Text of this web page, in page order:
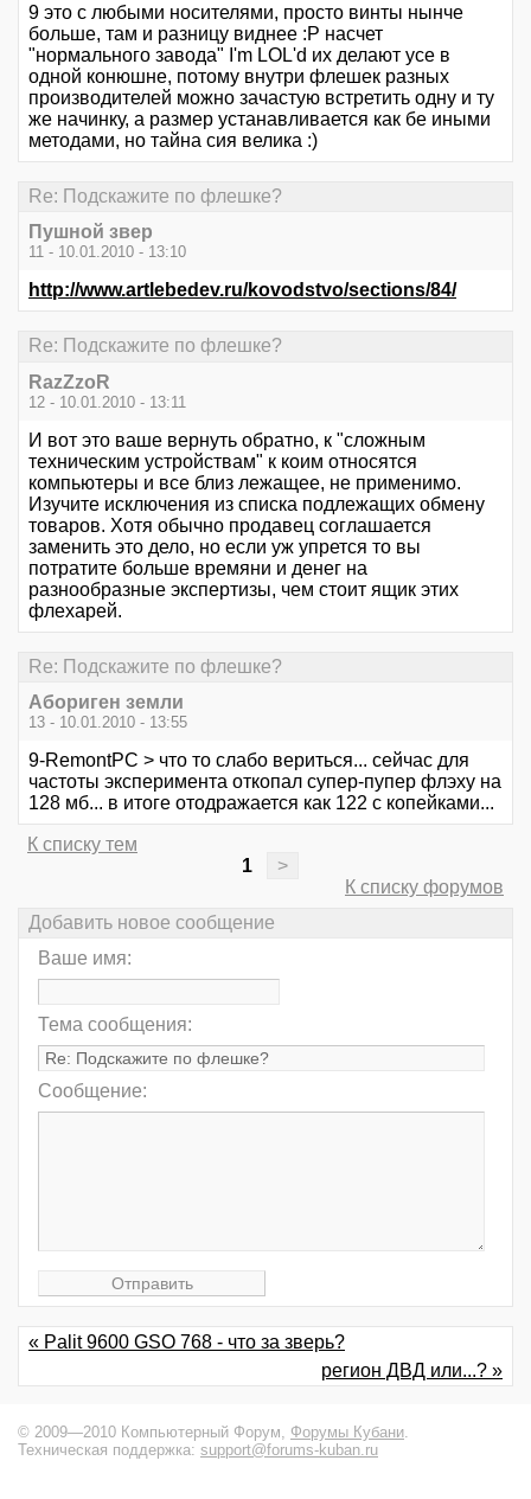
9 это с любыми носителями, просто винты нынче
больше, там и разницу виднее :Р насчет
"нормального завода" I'm LOL'd их делают усе в
одной конюшне, потому внутри флешек разных
производителей можно зачастую встретить одну и ту
же начинку, а размер устанавливается как бе иными
методами, но тайна сия велика :)
Re: Подскажите по флешке?
Пушной звер
11 - 10.01.2010 - 13:10
http://www.artlebedev.ru/kovodstvo/sections/84/
Re: Подскажите по флешке?
RazZzoR
12 - 10.01.2010 - 13:11
И вот это ваше вернуть обратно, к "сложным
техническим устройствам" к коим относятся
компьютеры и все близ лежащее, не применимо.
Изучите исключения из списка подлежащих обмену
товаров. Хотя обычно продавец соглашается
заменить это дело, но если уж упрется то вы
потратите больше времяни и денег на
разнообразные экспертизы, чем стоит ящик этих
флехарей.
Re: Подскажите по флешке?
Абориген земли
13 - 10.01.2010 - 13:55
9-RemontPC > что то слабо вериться... сейчас для
частоты эксперимента откопал супер-пупер флэху на
128 мб... в итоге отодражается как 122 с копейками...
К списку тем
1
>
К списку форумов
Добавить новое сообщение
Ваше имя:
Тема сообщения:
Сообщение:
« Palit 9600 GSO 768 - что за зверь?
регион ДВД или...? »
© 2009—2010 Компьютерный Форум, Форумы Кубани.
Техническая поддержка: support@forums-kuban.ru